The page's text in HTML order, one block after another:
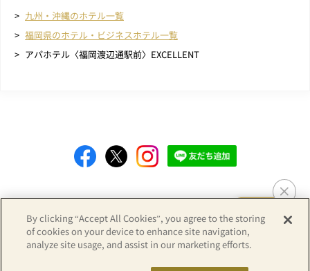
九州・沖縄のホテル一覧
福岡県のホテル・ビジネスホテル一覧
アパホテル〈福岡渡辺通駅前〉EXCELLENT
By clicking “Accept All Cookies”, you agree to the storing
of cookies on your device to enhance site navigation,
analyze site usage, and assist in our marketing efforts.